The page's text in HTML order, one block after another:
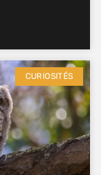
CURIOSITÉS